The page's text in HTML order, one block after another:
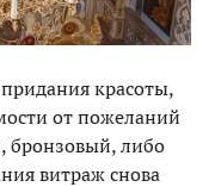
красоты,
от пожеланий
бронзовый, либо
витраж снова